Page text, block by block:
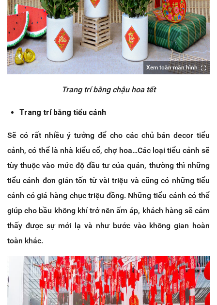
Xem toàn màn hình
Trang trí bằng chậu hoa tết
Trang trí bằng tiểu cảnh
Sẽ có rất nhiều ý tưởng để cho các chủ bán decor tiểu
cảnh, có thể là nhà kiểu cổ, chợ hoa…Các loại tiểu cảnh sẽ
tùy thuộc vào mức độ đầu tư của quán, thường thì những
tiểu cảnh đơn giản tốn từ vài triệu và cũng có những tiểu
cảnh có giá hàng chục triệu đồng. Những tiểu cảnh có thể
giúp cho bầu không khí trở nên ấm áp, khách hàng sẽ cảm
thấy được sự mới lạ và như bước vào không gian hoàn
toàn khác.